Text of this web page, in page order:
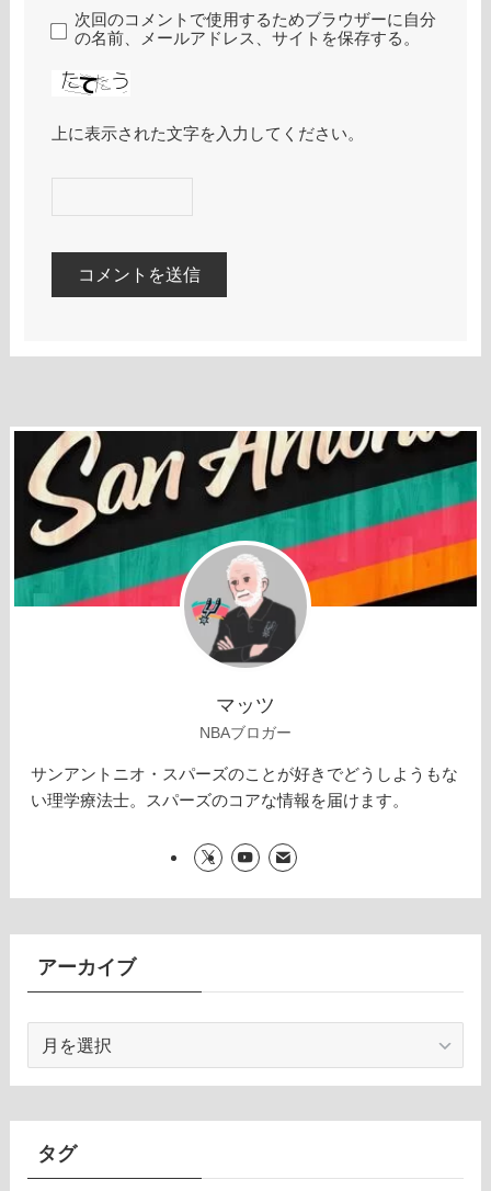
次回のコメントで使用するためブラウザーに自分
の名前、メールアドレス、サイトを保存する。
上に表示された文字を入力してください。
マッツ
NBAブロガー
サンアントニオ・スパーズのことが好きでどうしようもな
い理学療法士。スパーズのコアな情報を届けます。
アーカイブ
カ
タグ